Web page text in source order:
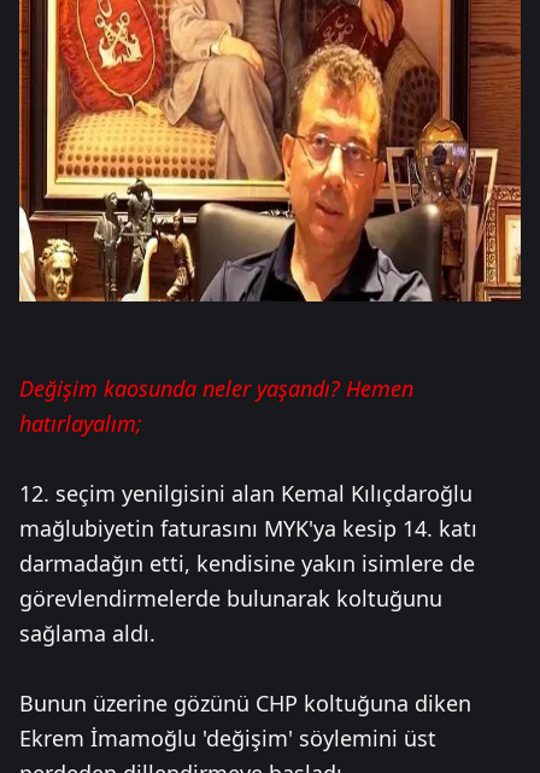
Değişim kaosunda neler yaşandı? Hemen
hatırlayalım;
12. seçim yenilgisini alan Kemal Kılıçdaroğlu
mağlubiyetin faturasını MYK'ya kesip 14. katı
darmadağın etti, kendisine yakın isimlere de
görevlendirmelerde bulunarak koltuğunu
sağlama aldı.
Bunun üzerine gözünü CHP koltuğuna diken
Ekrem İmamoğlu 'değişim' söylemini üst